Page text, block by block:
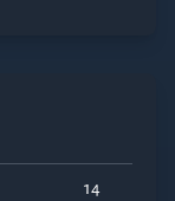
14